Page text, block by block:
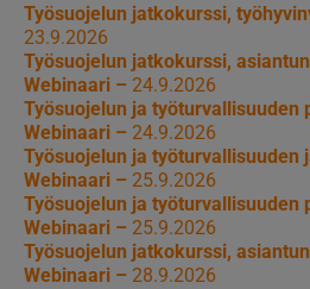
Työsuojelun jatkokurssi,
23.9.2026
Työsuojelun jatkokurssi,
Webinaari – 24.9.2026
Työsuojelun ja työturvallisuuden
Webinaari – 24.9.2026
Työsuojelun ja työturvallisuuden
Webinaari – 25.9.2026
Työsuojelun ja työturvallisuuden
Webinaari – 25.9.2026
Työsuojelun jatkokurssi,
Webinaari – 28.9.2026